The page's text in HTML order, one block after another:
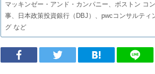
マッキンゼー・アンド・カンパニー、ボストン コ
事、日本政策投資銀行（DBJ）、pwcコンサルテ
グ など